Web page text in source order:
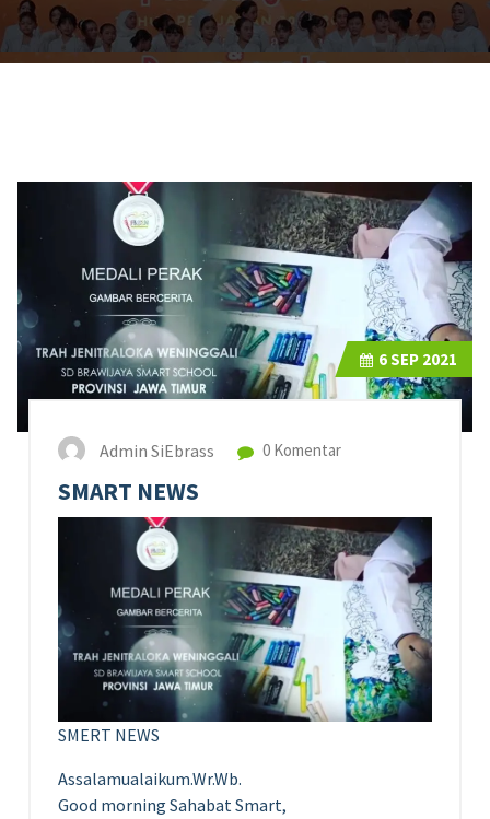
6SEP 2021
Admin SiEbrass 0 Komentar
SMART NEWS
SMERT NEWS
Assalamualaikum.Wr.Wb.
Good morning Sahabat Smart,